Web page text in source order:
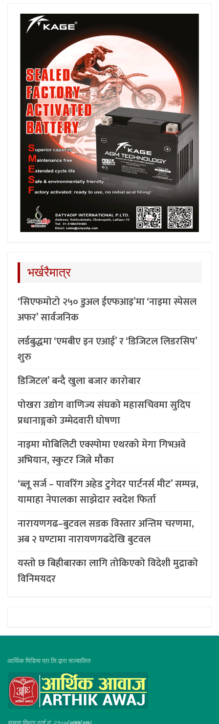
भर्खरैमात्र
‘सिएफमोटो २५० डुअल ईएफआइ’मा ‘नाइमा स्पेसल
अफर’ सार्वजनिक
लर्डबुद्धमा ‘एमबीए इन एआई’ र ‘डिजिटल लिडरसिप’
शुरु
डिजिटल’ बन्दै खुला बजार कारोबार
पोखरा उद्योग वाणिज्य संघको महासचिवमा सुदिप
प्रधानाङ्गको उम्मेदवारी घोषणा
नाइमा मोबिलिटी एक्स्पोमा एथरको मेगा गिभअवे
अभियान, स्कुटर जित्ने मौका
‘ब्लू सर्ज – पावरिंग अहेड टुगेदर पार्टनर्स मीट’ सम्पन्न,
यामाहा नेपालका साझेदार स्वदेश फिर्ता
नारायणगढ–बुटवल सडक विस्तार अन्तिम चरणमा,
अब २ घण्टामा नारायणगढदेखि बुटवल
यस्तो छ बिहीबारका लागि तोकिएको विदेशी मुद्राको
विनिमयदर
आर्थिक मिडिया प्रा.लि.द्वारा सञ्चालित